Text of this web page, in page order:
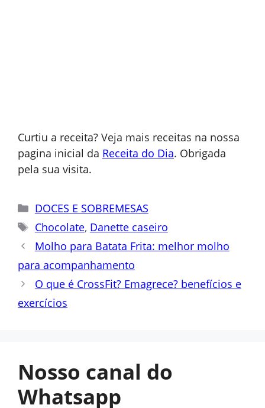
Curtiu a receita? Veja mais receitas na nossa
pagina inicial da Receita do Dia. Obrigada
pela sua visita.
Categorias
DOCES E SOBREMESAS
Tags
Chocolate, Danette caseiro
Molho para Batata Frita: melhor molho
para acompanhamento
O que é CrossFit? Emagrece? benefícios e
exercícios
Nosso canal do
Whatsapp